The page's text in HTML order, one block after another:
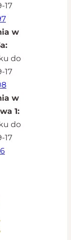
17
w
do
17
w
1:
do
17